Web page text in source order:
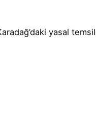
yasal